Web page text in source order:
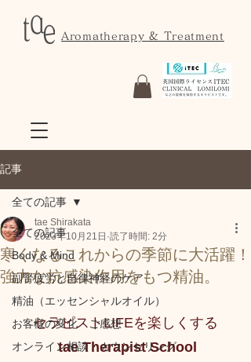
Aromatherapy & Treatment
記事
全ての記事
Body & Mind
副腎疲労と自律神経のケア
精油（エッセンシャルオイル）
お客様の変化・ご感想
オンライン相談・カウンセリング
全ての記事
寒くなるこれからの季節に大活躍！
強力な抗感染作用をもつ精油。
tae Shirakata
2023年10月21日 読了時間: 2分
セラピストLIFEを楽しくする
tae Therapist School